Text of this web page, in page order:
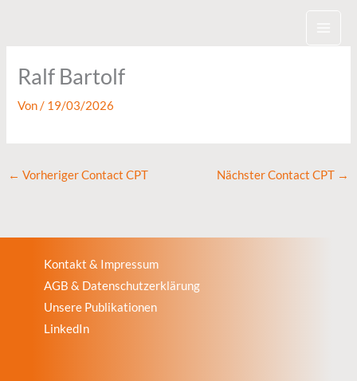
Ralf Bartolf
Von/ 19/03/2026
← Vorheriger Contact CPT Nächster Contact CPT →
Kontakt & Impressum
AGB & Datenschutzerklärung
Unsere Publikationen
LinkedIn